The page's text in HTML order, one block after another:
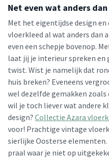
Net even wat anders
Met het eigentijdse design
vloerkleed al wat anders dan
even een schepje bovenop.
laat jij je interieur spreken en
twist. Wist je namelijk dat
huis breken? Eveneens
wel dezelfde gemakken
wil je toch liever wat andere
design? Collectie Azara
voor! Prachtige vintage
sierlijke Oosterse
praal waar je niet op